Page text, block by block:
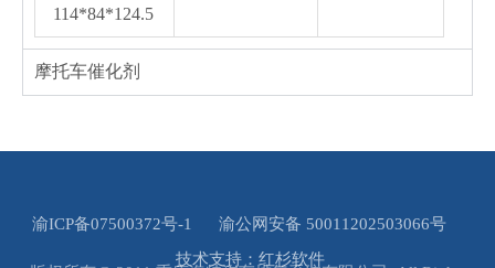
114*84*124.5
摩托车催化剂
渝ICP备07500372号-1
渝公网安备 50011202503066号
技术支持：红杉软件